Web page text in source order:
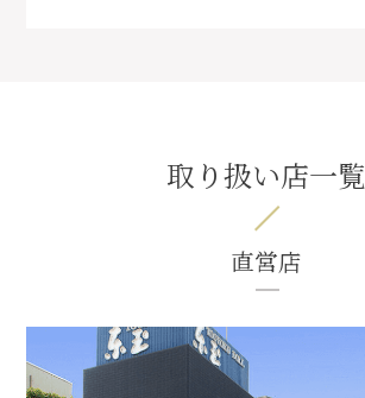
取り扱い店一覧
直営店